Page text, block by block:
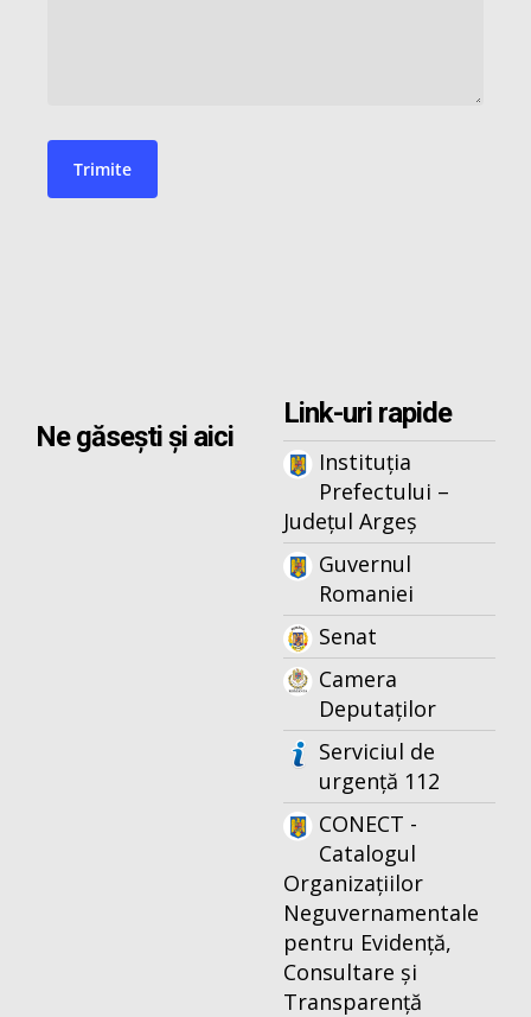
Ne găsești și aici
Link-uri rapide
Instituția
Prefectului –
Județul Argeș
Guvernul
Romaniei
Senat
Camera
Deputaților
Serviciul de
urgență 112
CONECT -
Catalogul
Organizațiilor
Neguvernamentale
pentru Evidență,
Consultare și
Transparență